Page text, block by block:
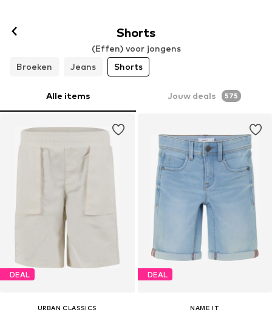
Shorts
(Effen) voor jongens
Broeken
Jeans Shorts
Alle items Jouw deals 575
DEAL
URBAN CLASSICS
DEAL
NAME IT